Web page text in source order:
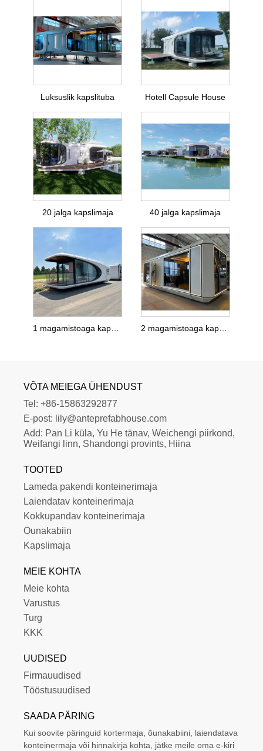
Luksuslik kapslituba Hotell Capsule House
20 jalga kapslimaja 40 jalga kapslimaja
1 magamistoaga kapslimaja 2 magamistoaga kapslimaja
VÕTA MEIEGA ÜHENDUST
Tel: +86-15863292877
E-post: lily@anteprefabhouse.com
Add: Pan Li küla, Yu He tänav, Weichengi piirkond,
Weifangi linn, Shandongi provints, Hiina
TOOTED
Lameda pakendi konteinerimaja
Laiendatav konteinerimaja
Kokkupandav konteinerimaja
Õunakabiin
Kapslimaja
MEIE KOHTA
Meie kohta
Varustus
Turg
KKK
UUDISED
Firmauudised
Tööstusuudised
SAADA PÄRING
Kui soovite päringuid kortermaja, õunakabiini, laiendatava
konteinermaja või hinnakirja kohta, jätke meile oma e-kiri